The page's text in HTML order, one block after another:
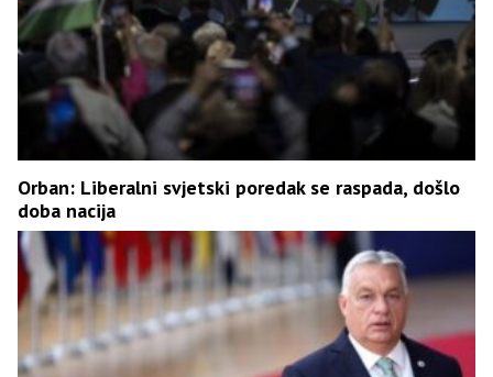
Orban: Liberalni svjetski poredak se raspada, došlo
doba nacija